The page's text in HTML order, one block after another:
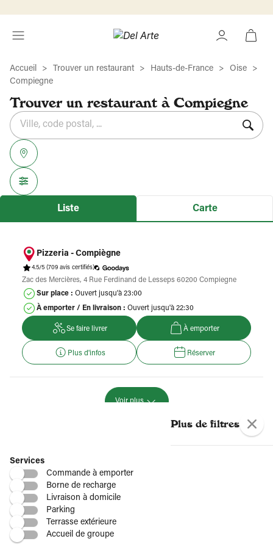
Accueil Trouver un restaurant Hauts-de-France
Oise
Compiegne
Trouver un restaurant à Compiegne
Rechercher
établissement
Veuillez
renseigner
une
adresse
{{count}}
résultat(s)
trouvé(s)
Plus de filtres
Services
Commande à emporter
Borne de recharge
Livraison à domicile
Parking
Terrasse extérieure
Accueil de groupe
Liste Carte
Pizzeria - Compiègne
4.5/5 (709 avis certifiés)
Zac des Mercières, 4 Rue Ferdinand de Lesseps 60200 Compiegne
Sur place : Ouvert jusqu'à 23:00
À emporter / En livraison : Ouvert jusqu'à 22:30
Se faire livrer À emporter
Plus d'infos Réserver
Voir plus
Plus de restaurants Del Arte
Par région
Par département